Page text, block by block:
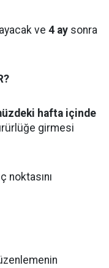
ve 4 ay sonra
hafta içinde
girmesi
noktasını